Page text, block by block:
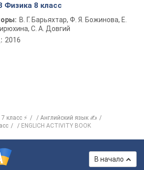
Физика 8 класс
В. Г. Барьяхтар, Ф. Я. Божинова, Е.
С. А. Довгий
2016
7 класс ⚡
Английский язык ✍
ENGLICH ACTIVITY BOOK
В начало